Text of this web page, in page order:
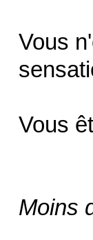
Vous
Vous
Moins